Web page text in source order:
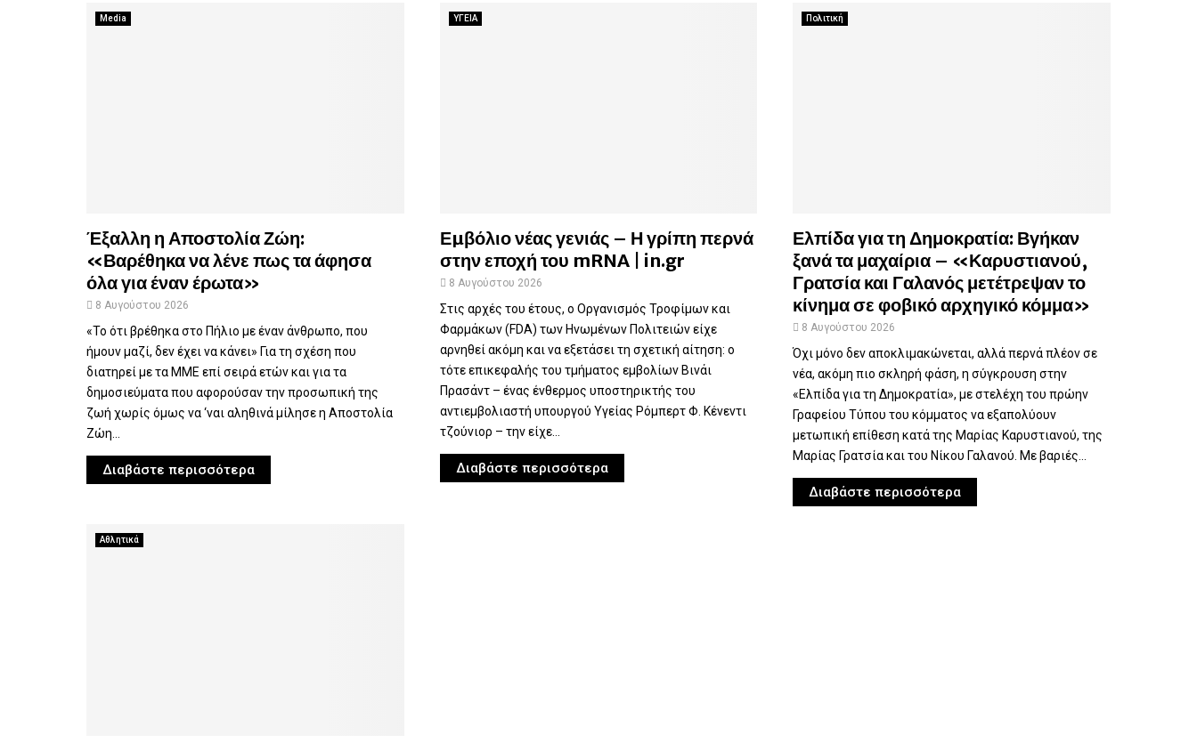
Media
Έξαλλη η Αποστολία Ζώη:
«Βαρέθηκα να λένε πως τα άφησα
όλα για έναν έρωτα»
8 Αυγούστου 2026
«Το ότι βρέθηκα στο Πήλιο με έναν άνθρωπο, που
ήμουν μαζί, δεν έχει να κάνει» Για τη σχέση που
διατηρεί με τα ΜΜΕ επί σειρά ετών και για τα
δημοσιεύματα που αφορούσαν την προσωπική της
ζωή χωρίς όμως να ‘ναι αληθινά μίλησε η Αποστολία
Ζώη...
Διαβάστε περισσότερα
ΥΓΕΙΑ
Εµβόλιο νέας γενιάς – Η γρίπη περνά
στην εποχή του mRNA | in.gr
8 Αυγούστου 2026
Στις αρχές του έτους, ο Οργανισμός Τροφίμων και
Φαρμάκων (FDA) των Ηνωμένων Πολιτειών είχε
αρνηθεί ακόμη και να εξετάσει τη σχετική αίτηση: ο
τότε επικεφαλής του τμήματος εμβολίων Βινάι
Πρασάντ – ένας ένθερμος υποστηρικτής του
αντιεμβολιαστή υπουργού Υγείας Ρόμπερτ Φ. Κένεντι
τζούνιορ – την είχε...
Διαβάστε περισσότερα
Πολιτική
Ελπίδα για τη Δημοκρατία: Βγήκαν
ξανά τα μαχαίρια – «Καρυστιανού,
Γρατσία και Γαλανός μετέτρεψαν το
κίνημα σε φοβικό αρχηγικό κόμμα»
8 Αυγούστου 2026
Όχι μόνο δεν αποκλιμακώνεται, αλλά περνά πλέον σε
νέα, ακόμη πιο σκληρή φάση, η σύγκρουση στην
«Ελπίδα για τη Δημοκρατία», με στελέχη του πρώην
Γραφείου Τύπου του κόμματος να εξαπολύουν
μετωπική επίθεση κατά της Μαρίας Καρυστιανού, της
Μαρίας Γρατσία και του Νίκου Γαλανού. Με βαριές...
Διαβάστε περισσότερα
Αθλητικά